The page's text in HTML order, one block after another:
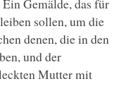
sollen, um die
denen, die in den
und der
Mutter mit